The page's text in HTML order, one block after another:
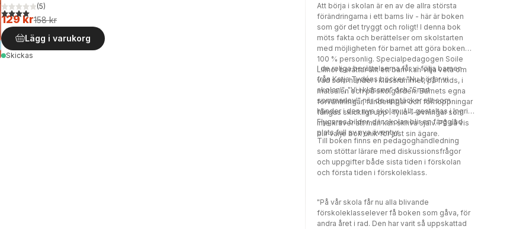
4,0utav 5 stjärnor. Totalt antal röster:
(5)
129 kr158 kr
Lägg i varukorg
Skickas
Att börja i skolan är en av de allra största
förändringarna i ett barns liv - här är boken
som gör det tryggt och roligt! I denna bok
möts fakta och berättelser om skolstarten
med möjligheten för barnet att göra boken
100 % personlig. Specialpedagogen Soile
Lillnor berättar allt ett barn kan vilja veta om
vad som händer i klassrummet, på fritids, i
matsalen och på skolgården. Barnets egna
förväntningar, funderingar och förhoppningar
fångas skickligt upp i fylla-i-övningar som
inte kräver att man kan skriva själv. På så vis
blir varje bok unik för just sin ägare.
I de roliga berättelserna får vi följa barnen
från Katja Tydéns böcker "Nu börjar vi
skolan!", "Vi i klassen" och "Snart
sommarlov!" när de upptäcker allt som
händer i den nya skolan. Allt gestaltas i Ingrid
Flygares bilder, där skolan blir en färgglad
plats full av nya äventyr.
Till boken finns en pedagoghandledning
som stöttar lärare med diskussionsfrågor
och uppgifter både sista tiden i förskolan
och första tiden i förskoleklass.
"På vår skola får nu alla blivande
förskoleklasselever få boken som gåva, för
andra året i rad. Den har varit så uppskattad